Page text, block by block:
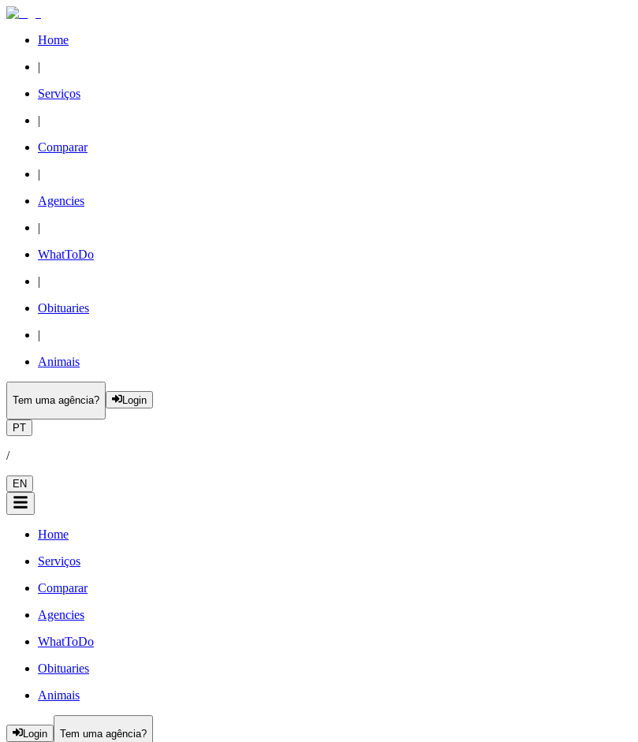
Home
|
Serviços
|
Comparar
|
Agencies
|
WhatToDo
|
Obituaries
|
Animais
Tem uma agência? Login
PT
/
EN
Home
Serviços
Comparar
Agencies
WhatToDo
Obituaries
Animais
Login Tem uma agência?